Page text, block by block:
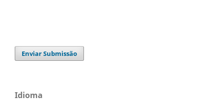
Enviar Submissão
Idioma